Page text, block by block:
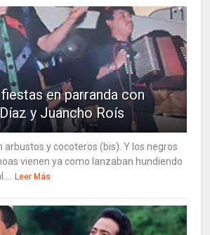
en parranda con
y Juancho Roís
arbustos y cocoteros (bis). Y los negros
vienen ya como lanzaban hundiendo
Leer Más